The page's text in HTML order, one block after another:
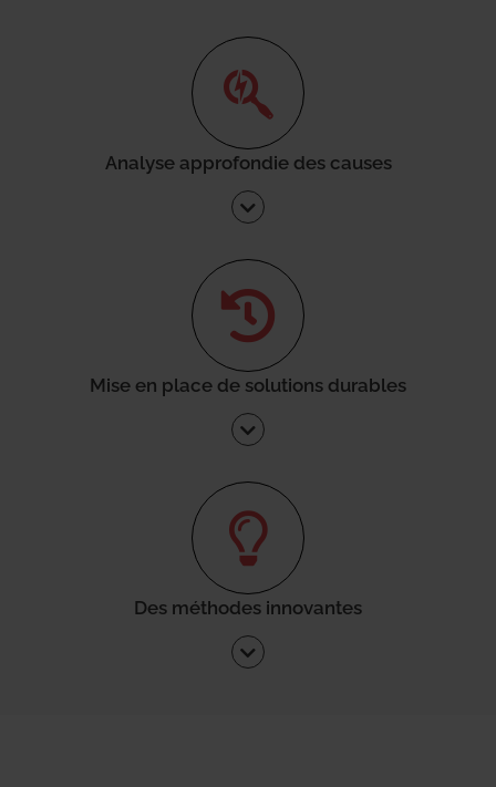
Analyse approfondie des causes
Mise en place de solutions durables
Des méthodes innovantes